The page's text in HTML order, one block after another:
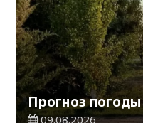
Прогноз погоды
09.08.2026